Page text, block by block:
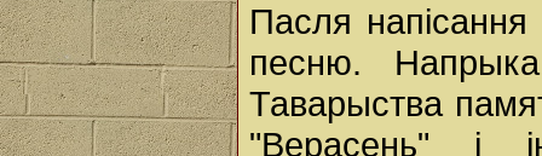
Пасля напісання
песню.
Таварыства
"Верасень" і